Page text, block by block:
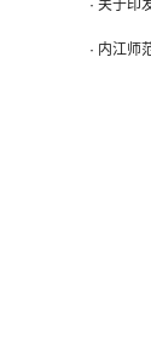
· 关于印
· 内江师